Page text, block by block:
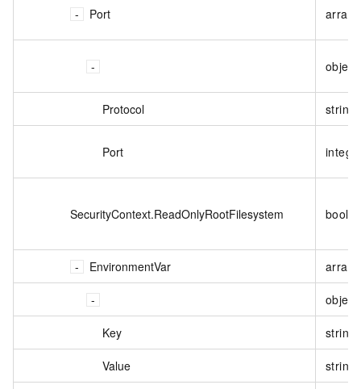
Port
object
Protocol string
Port
SecurityContext.ReadOnlyRootFilesystem
EnvironmentVar
object
Key string
Value string